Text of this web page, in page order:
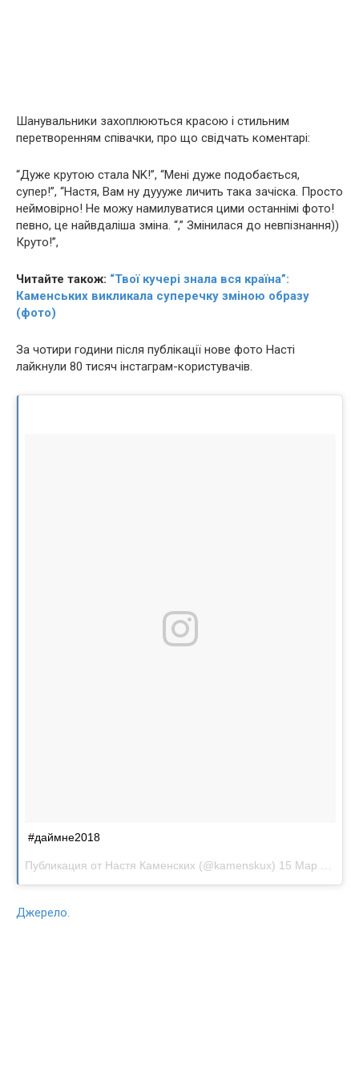
Шанувальники захоплюються красою і стильним
перетворенням співачки, про що свідчать коментарі:
“Дуже крутою стала NK!”, “Мені дуже подобається,
супер!”, “Настя, Вам ну дуууже личить така зачіска. Просто
неймовірно! Не можу намилуватися цими останнімі фото!
певно, це найвдаліша зміна. “,” Змінилася до невпізнання))
Круто!”,
Читайте також: “Твої кучері знала вся країна”:
Каменських викликала суперечку зміною образу
(фото)
За чотири години після публікації нове фото Насті
лайкнули 80 тисяч інстаграм-користувачів.
#даймне2018
Публикация от Настя Каменских (@kamenskux) 15 Мар 2018 в 12:57 PDT
Джерело.